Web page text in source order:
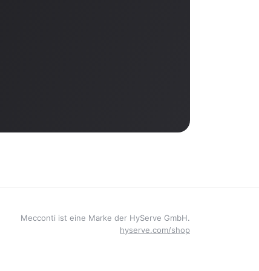
Mecconti ist eine Marke der HyServe GmbH.
hyserve.com/shop